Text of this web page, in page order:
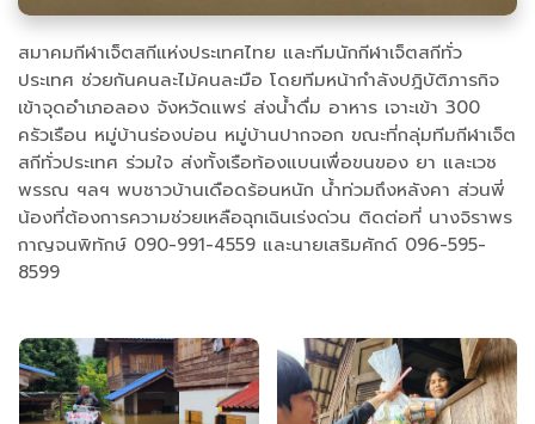
สมาคมกีฬาเจ็ตสกีแห่งประเทศไทย และทีมนักกีฬาเจ็ตสกีทั่ว
ประเทศ ช่วยกันคนละไม้คนละมือ โดยทีมหน้ากำลังปฎิบัติภารกิจ
เข้าจุดอำเภอลอง จังหวัดแพร่ ส่งน้ำดื่ม อาหาร เจาะเข้า 300
ครัวเรือน หมู่บ้านร่องบ่อน หมู่บ้านปากจอก ขณะที่กลุ่มทีมกีฬาเจ็ต
สกีทั่วประเทศ ร่วมใจ ส่งทั้งเรือท้องแบนเพื่อขนของ ยา และเวช
พรรณ ฯลฯ พบชาวบ้านเดือดร้อนหนัก น้ำท่วมถึงหลังคา ส่วนพี่
น้องที่ต้องการความช่วยเหลือฉุกเฉินเร่งด่วน ติดต่อที่ นางจิราพร
กาญจนพิทักษ์ 090-991-4559 และนายเสริมศักด์ 096-595-
8599